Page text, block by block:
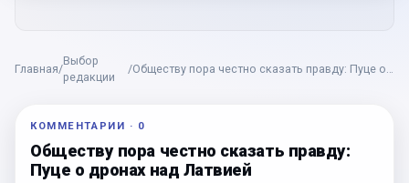
Главная/
Выбор
редакции
/Обществу пора честно сказать правду: Пуце о
КОММЕНТАРИИ · 0
Обществу пора честно сказать правду:
Пуце о дронах над Латвией